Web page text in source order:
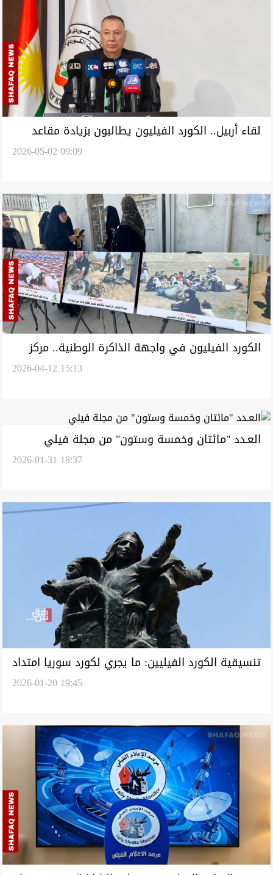
لقاء أربيل.. الكورد الفيليون يطالبون بزيادة مقاعد
2026-05-02 09:09
الكورد الفيليون في واجهة الذاكرة الوطنية.. مركز
عراقي يوثق جرائم التطرف بمهرجان (صور)2026-04-12 15:13
العـدد "مائتان وخمسة وستون" من مجلة فيلي
2026-01-31 18:37
تنسيقية الكورد الفيليين: ما يجري لكورد سوريا امتداد
2026-01-20 19:45